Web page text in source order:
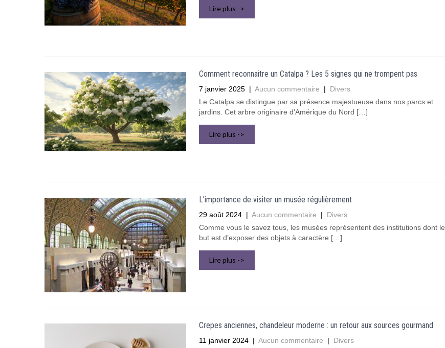
Lire plus ->
Comment reconnaitre un Catalpa ? Les 5 signes qui ne trompent pas
7 janvier 2025 | Aucun commentaire | Divers
Le Catalpa se distingue par sa présence majestueuse dans nos parcs et
jardins. Cet arbre originaire d'Amérique du Nord […]
Lire plus ->
L’importance de visiter un musée régulièrement
29 août 2024 | Aucun commentaire | Divers
Comme vous le savez tous, les musées représentent des institutions dont le
but est d’exposer des objets à caractère […]
Lire plus ->
Crepes anciennes, chandeleur moderne : un retour aux sources gourmand
11 janvier 2024 | Aucun commentaire | Divers